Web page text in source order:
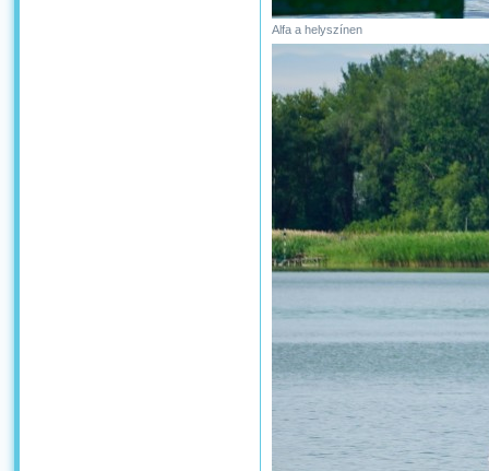
Alfa a helyszínen